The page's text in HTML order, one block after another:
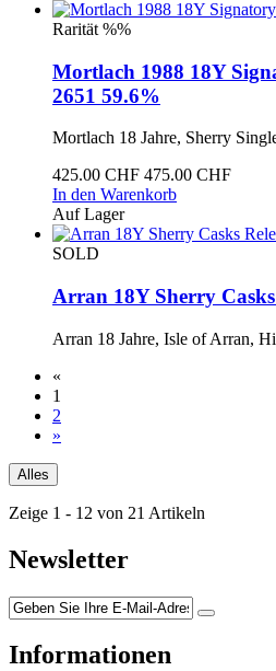
Rarität %%
Mortlach 1988 18Y
2651 59.6%
Mortlach 18 Jahre, Sherry
425.00 CHF 475.00 CHF
In den Warenkorb
Auf Lager
SOLD
Arran 18Y Sherry
Arran 18 Jahre, Isle of Arran,
«
1
2
»
Alles
Zeige 1 - 12 von 21 Artikeln
Newsletter
Informationen